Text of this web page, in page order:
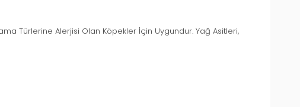
Türlerine Alerjisi Olan Köpekler İçin Uygundur. Yağ Asitleri,